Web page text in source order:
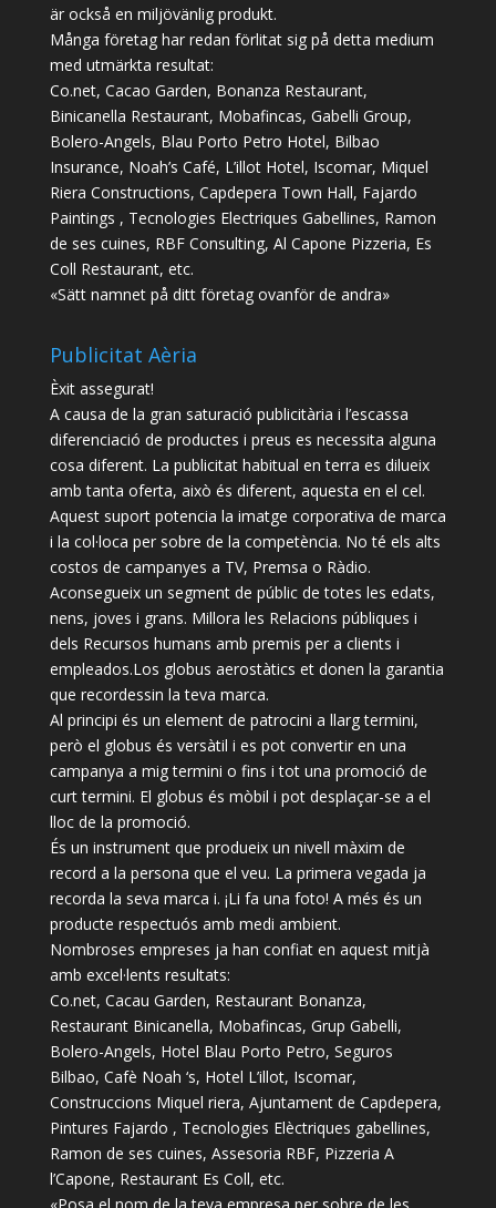
är också en miljövänlig produkt.
Många företag har redan förlitat sig på detta medium
med utmärkta resultat:
Co.net, Cacao Garden, Bonanza Restaurant,
Binicanella Restaurant, Mobafincas, Gabelli Group,
Bolero-Angels, Blau Porto Petro Hotel, Bilbao
Insurance, Noah’s Café, L’illot Hotel, Iscomar, Miquel
Riera Constructions, Capdepera Town Hall, Fajardo
Paintings , Tecnologies Electriques Gabellines, Ramon
de ses cuines, RBF Consulting, Al Capone Pizzeria, Es
Coll Restaurant, etc.
«Sätt namnet på ditt företag ovanför de andra»
Publicitat Aèria
Èxit assegurat!
A causa de la gran saturació publicitària i l’escassa
diferenciació de productes i preus es necessita alguna
cosa diferent. La publicitat habitual en terra es dilueix
amb tanta oferta, això és diferent, aquesta en el cel.
Aquest suport potencia la imatge corporativa de marca
i la col·loca per sobre de la competència. No té els alts
costos de campanyes a TV, Premsa o Ràdio.
Aconsegueix un segment de públic de totes les edats,
nens, joves i grans. Millora les Relacions públiques i
dels Recursos humans amb premis per a clients i
empleados.Los globus aerostàtics et donen la garantia
que recordessin la teva marca.
Al principi és un element de patrocini a llarg termini,
però el globus és versàtil i es pot convertir en una
campanya a mig termini o fins i tot una promoció de
curt termini. El globus és mòbil i pot desplaçar-se a el
lloc de la promoció.
És un instrument que produeix un nivell màxim de
record a la persona que el veu. La primera vegada ja
recorda la seva marca i. ¡Li fa una foto! A més és un
producte respectuós amb medi ambient.
Nombroses empreses ja han confiat en aquest mitjà
amb excel·lents resultats:
Co.net, Cacau Garden, Restaurant Bonanza,
Restaurant Binicanella, Mobafincas, Grup Gabelli,
Bolero-Angels, Hotel Blau Porto Petro, Seguros
Bilbao, Cafè Noah ‘s, Hotel L’illot, Iscomar,
Construccions Miquel riera, Ajuntament de Capdepera,
Pintures Fajardo , Tecnologies Elèctriques gabellines,
Ramon de ses cuines, Assesoria RBF, Pizzeria A
l’Capone, Restaurant Es Coll, etc.
«Posa el nom de la teva empresa per sobre de les